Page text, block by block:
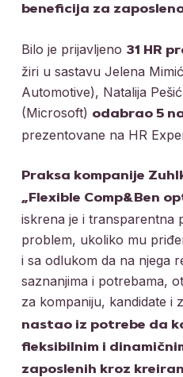
beneficija za
Bilo je prijavljeno 31 HR
žiri u sastavu Jelena
Automotive), Natalija
(Microsoft) odabrao 5
prezentovane na HR
Praksa kompanije
„Flexible Comp&Ben
iskrena je i transparentna
problem, ukoliko mu
i sa odlukom da na njega
saznanjima i potrebama,
za kompaniju, kandidate i
nastao iz potrebe da
fleksibilnim i
zaposlenih kroz